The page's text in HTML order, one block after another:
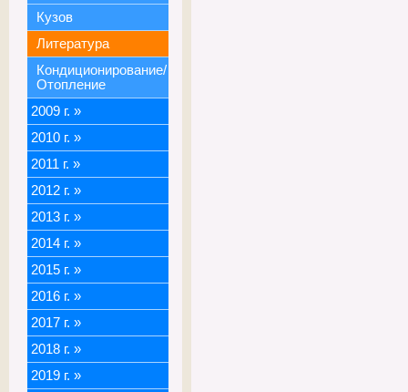
Кузов
Литература
Кондиционирование/
Отопление
2009 г. »
2010 г. »
2011 г. »
2012 г. »
2013 г. »
2014 г. »
2015 г. »
2016 г. »
2017 г. »
2018 г. »
2019 г. »